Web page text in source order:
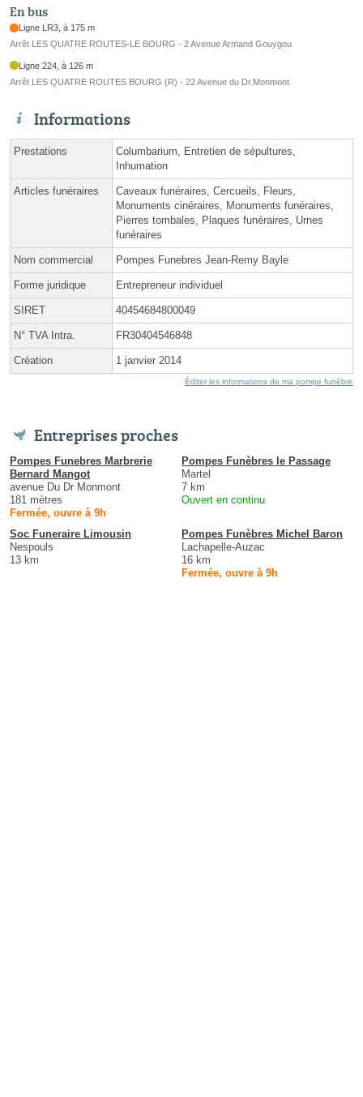
En bus
Ligne LR3, à 175 m
Arrêt LES QUATRE ROUTES-LE BOURG - 2 Avenue Armand Gouygou
Ligne 224, à 126 m
Arrêt LES QUATRE ROUTES BOURG (R) - 22 Avenue du Dr.Monmont
Informations
Prestations
Columbarium, Entretien de sépultures,
Inhumation
Articles funéraires
Caveaux funéraires, Cercueils, Fleurs,
Monuments cinéraires, Monuments funéraires,
Pierres tombales, Plaques funéraires, Urnes
funéraires
Nom commercial Pompes Funebres Jean-Remy Bayle
Forme juridique Entrepreneur individuel
SIRET 40454684800049
N° TVA Intra. FR30404546848
Création 1 janvier 2014
Éditer les informations de ma pompe funèbre
Entreprises proches
Pompes Funebres Marbrerie
Bernard Mangot
avenue Du Dr Monmont
181 mètres
Fermée, ouvre à 9h
Pompes Funèbres le Passage
Martel
7 km
Ouvert en continu
Soc Funeraire Limousin
Nespouls
13 km
Pompes Funèbres Michel Baron
Lachapelle-Auzac
16 km
Fermée, ouvre à 9h